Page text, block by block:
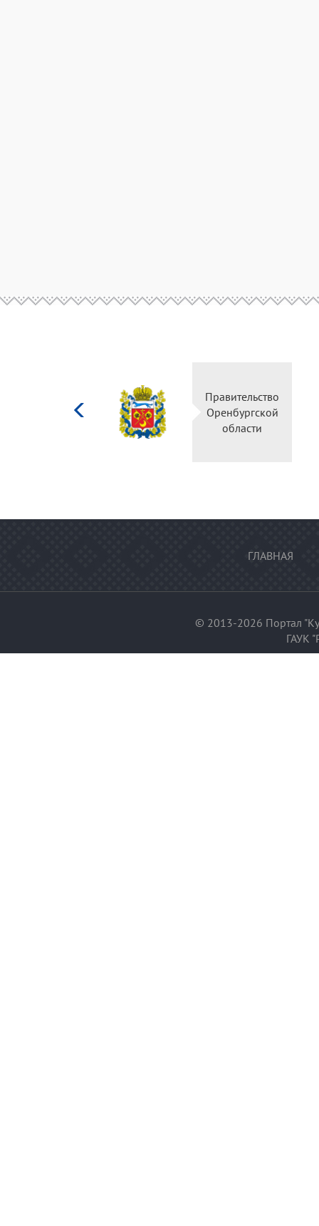
Министерство
культуры
Российской
федерации
ГЛАВНАЯ
© 2013-2026 Портал
ГАУК